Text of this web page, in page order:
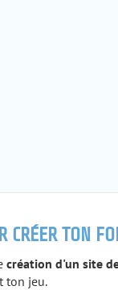
CRÉER TON
création d'un site
ton jeu.